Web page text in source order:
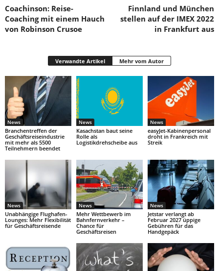
Coachinson: Reise-
Coaching mit einem Hauch
von Robinson Crusoe
Finnland und München
stellen auf der IMEX 2022
in Frankfurt aus
Verwandte Artikel Mehr vom Autor
News
Branchentreffen der
Geschäftsreiseindustrie
mit mehr als 5500
Teilnehmern beendet
News
Kasachstan baut seine
Rolle als
Logistikdrehscheibe aus
News
easyJet-Kabinenpersonal
droht in Frankreich mit
Streik
News
Unabhängige Flughafen-
Lounges: Mehr Flexibilität
für Geschäftsreisende
News
Mehr Wettbewerb im
Bahnfernverkehr –
Chance für
Geschäftsreisen
News
Jetstar verlangt ab
Februar 2027 üppige
Gebühren für das
Handgepäck